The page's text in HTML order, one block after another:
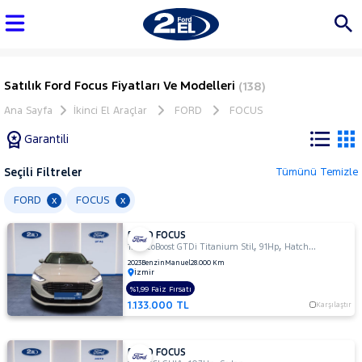
Satılık Ford Focus Fiyatları Ve Modelleri (138)
Ana Sayfa İkinci El Araçlar FORD FOCUS
Garantili
Tüm
Araçlar
AUDI
BMC
BMW
BYD
Seçili Filtreler Tümünü Temizle
FORD x FOCUS x
FORD FOCUS
1.0 EcoBoost GTDi Titanium Stil,91Hp, Hatchback 5 Kapı
2023Benzin Manuel28.000 Km
İzmir
1.133.000 TL Karşılaştır
%1,99 Faiz Fırsatı
FORD FOCUS